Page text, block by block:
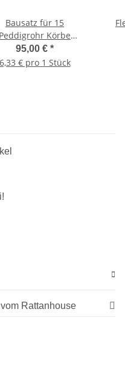
Bausatz für 15
Peddigrohr Körbe
Durchmesser 15cm
95,00 € *
6,33 € pro 1 Stück
Rattanhouse